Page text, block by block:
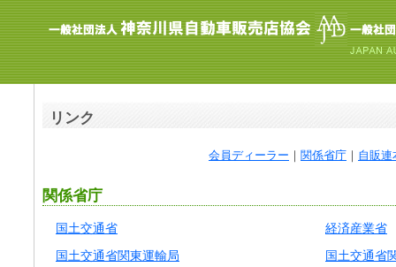
リンク
会員ディーラー ｜ 関係省庁 ｜ 自販連
関係省庁
国土交通省
経済産業省
国土交通省関東運輸局
国土交通省